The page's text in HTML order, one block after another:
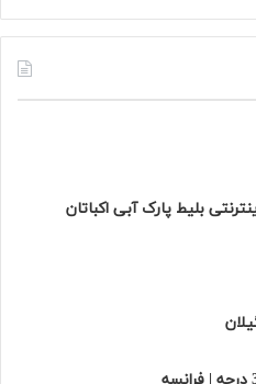
بلیط پارک آبی اکباتان